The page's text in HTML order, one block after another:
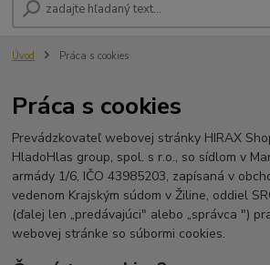
Úvod Práca s cookies
Práca s cookies
Prevádzkovateľ webovej stránky HIRAX
HladoHlas group, spol. s r.o., so sídlom v
armády 1/6, IČO 43985203, zapísaná v
vedenom Krajským súdom v Žiline, oddiel
(ďalej len „predávajúci" alebo „správca ")
webovej stránke so súbormi cookies.